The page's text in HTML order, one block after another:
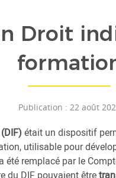
Droit
Publication : 22 août
était un dispositif
utilisable pour
été remplacé par le
du DIF pouvaient être